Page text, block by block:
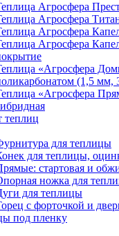
Агросфера
Агросфера
Агросфера
Агросфера
«Агросфера
(1,5 мм,
«Агросфера
теплиц
для теплицы
для теплицы,
стартовая и
ножка для
для теплицы
с форточкой и
под пленку